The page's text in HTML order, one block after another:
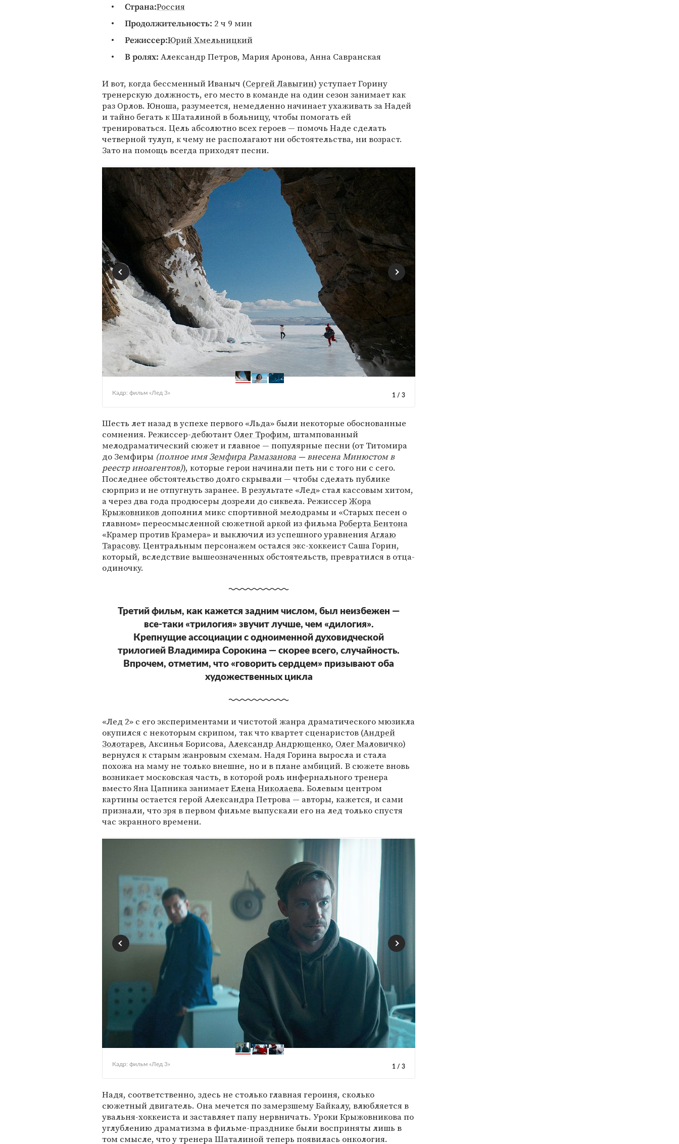
Страна:Россия
Продолжительность: 2 ч 9 мин
Режиссер:Юрий Хмельницкий
В ролях: Александр Петров, Мария Аронова, Анна Савранская
И вот, когда бессменный Иваныч (Сергей Лавыгин) уступает Горину
тренерскую должность, его место в команде на один сезон занимает как
раз Орлов. Юноша, разумеется, немедленно начинает ухаживать за Надей
и тайно бегать к Шаталиной в больницу, чтобы помогать ей
тренироваться. Цель абсолютно всех героев — помочь Наде сделать
четверной тулуп, к чему не располагают ни обстоятельства, ни возраст.
Зато на помощь всегда приходят песни.
1 / 3
Кадр: фильм «Лед 3»
Шесть лет назад в успехе первого «Льда» были некоторые обоснованные
сомнения. Режиссер-дебютант Олег Трофим, штампованный
мелодраматический сюжет и главное — популярные песни (от Титомира
до Земфиры (полное имяЗемфира Рамазанова — внесена Минюстом в
реестр иноагентов)), которые герои начинали петь ни с того ни с сего.
Последнее обстоятельство долго скрывали — чтобы сделать публике
сюрприз и не отпугнуть заранее. В результате «Лед» стал кассовым хитом,
а через два года продюсеры дозрели до сиквела. Режиссер Жора
Крыжовников дополнил микс спортивной мелодрамы и «Старых песен о
главном» переосмысленной сюжетной аркой из фильмаРоберта Бентона
«Крамер против Крамера» и выключил из успешного уравненияАглаю
Тарасову. Центральным персонажем остался экс-хоккеист Саша Горин,
который, вследствие вышеозначенных обстоятельств, превратился в отца-
одиночку.
Третий фильм, как кажется задним числом, был неизбежен —
все-таки «трилогия» звучит лучше, чем «дилогия».
Крепнущие ассоциации с одноименной духовидческой
трилогией Владимира Сорокина — скорее всего, случайность.
Впрочем, отметим, что «говорить сердцем» призывают оба
художественных цикла
«Лед 2» с его экспериментами и чистотой жанра драматического мюзикла
окупился с некоторым скрипом, так что квартет сценаристов (Андрей
Золотарев, Аксинья Борисова, Александр Андрющенко, Олег Маловичко)
вернулся к старым жанровым схемам. Надя Горина выросла и стала
похожа на маму не только внешне, но и в плане амбиций. В сюжете вновь
возникает московская часть, в которой роль инфернального тренера
вместо Яна Цапника занимаетЕлена Николаева. Болевым центром
картины остается герой Александра Петрова — авторы, кажется, и сами
признали, что зря в первом фильме выпускали его на лед только спустя
час экранного времени.
1 / 3
Кадр: фильм «Лед 3»
Надя, соответственно, здесь не столько главная героиня, сколько
сюжетный двигатель. Она мечется по замерзшему Байкалу, влюбляется в
увальня-хоккеиста и заставляет папу нервничать. Уроки Крыжовникова по
углублению драматизма в фильме-празднике были восприняты лишь в
том смысле, что у тренера Шаталиной теперь появилась онкология.